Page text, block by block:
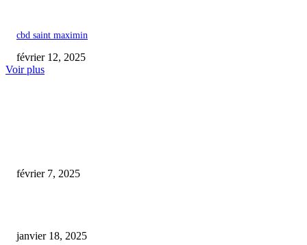
cbd saint maximin
février 12, 2025
Voir plus
février 7, 2025
janvier 18, 2025